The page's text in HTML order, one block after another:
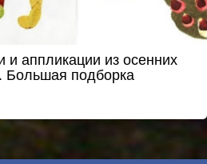
и аппликации из осенних
Большая подборка